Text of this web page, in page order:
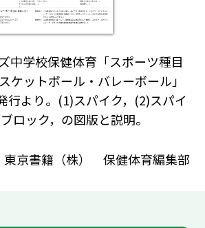
中学校保健体育「スポーツ種目
ケットボール・バレーボール」
より。(1)スパイク，(2)スパイ
ロック，の図版と説明。
東京書籍（株） 保健体育編集部